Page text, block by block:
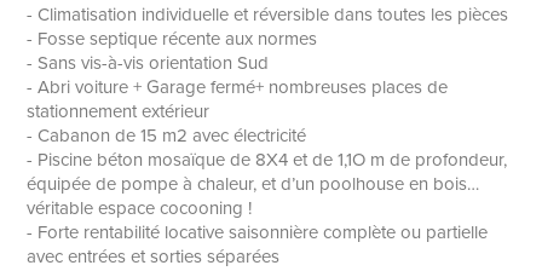
- Climatisation individuelle et réversible dans toutes les pièces
- Fosse septique récente aux normes
- Sans vis-à-vis orientation Sud
- Abri voiture + Garage fermé+ nombreuses places de
stationnement extérieur
- Cabanon de 15 m2 avec électricité
- Piscine béton mosaïque de 8X4 et de 1,1O m de profondeur,
équipée de pompe à chaleur, et d’un poolhouse en bois…
véritable espace cocooning !
- Forte rentabilité locative saisonnière complète ou partielle
avec entrées et sorties séparées